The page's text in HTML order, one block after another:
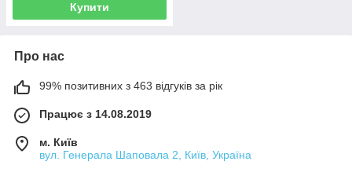
Купити
Про нас
99% позитивних з 463 відгуків за рік
Працює з 14.08.2019
м. Київ
вул. Генерала Шаповала 2, Київ, Україна